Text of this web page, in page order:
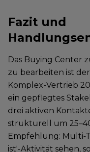
Fazit und
Das Buying Center
zu bearbeiten ist
Komplex-Vertrieb
ein gepflegtes
drei aktiven
strukturell um
Empfehlung: Multi-
ist'-Aktivität sehen,